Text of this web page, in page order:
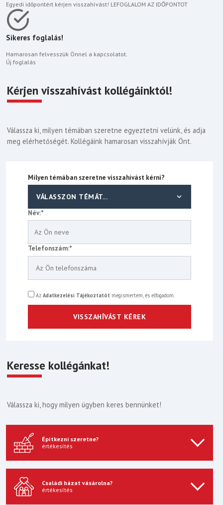
Egyedi időpontért kérjen visszahívást! LEFOGLALOM AZ IDŐPONTOT
Sikeres foglalás!
Hamarosan felvesszük Önnel a kapcsolatot.
Új foglalás
Kérjen visszahívást kollégáinktól!
Válassza ki, milyen témában szeretne egyeztetni velünk, és adja
meg elérhetőségét. Kollégáink hamarosan visszahívják Önt.
Milyen témában szeretne visszahívást kérni?
Név:*
Telefonszám:*
Az Adatkezelési Tájékoztatót megismertem, és elfogadom.
Keresse kollégánkat!
Válassza ki, hogy milyen ügyben keres bennünket!
Építkezni szeretne?
értékesítés
Családi házat vásárolna?
értékesítés